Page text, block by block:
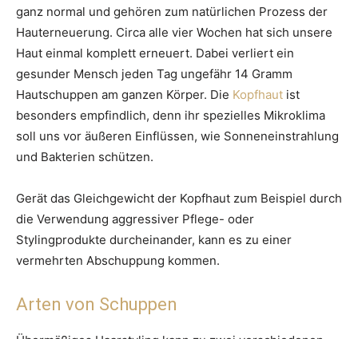
ganz normal und gehören zum natürlichen Prozess der
Hauterneuerung. Circa alle vier Wochen hat sich unsere
Haut einmal komplett erneuert. Dabei verliert ein
gesunder Mensch jeden Tag ungefähr 14 Gramm
Hautschuppen am ganzen Körper. Die Kopfhaut ist
besonders empfindlich, denn ihr spezielles Mikroklima
soll uns vor äußeren Einflüssen, wie Sonneneinstrahlung
und Bakterien schützen.
Gerät das Gleichgewicht der Kopfhaut zum Beispiel durch
die Verwendung aggressiver Pflege- oder
Stylingprodukte durcheinander, kann es zu einer
vermehrten Abschuppung kommen.
Arten von Schuppen